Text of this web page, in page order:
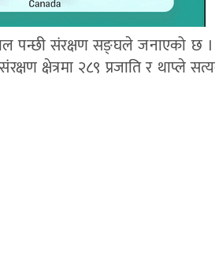
पन्छी संरक्षण सङ्घले जनाएको
क्षेत्रमा २८९ प्रजाति र थाप्ले